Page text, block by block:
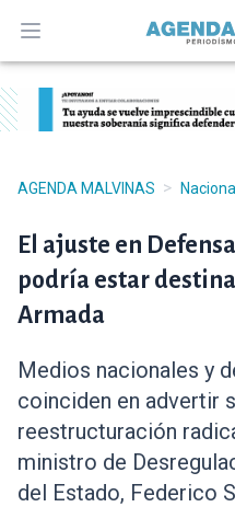
Abrir menú
AGENDA MALVINAS >
El ajuste en
podría estar
Armada
Medios nacionales y
coinciden en advertir
reestructuración
ministro de
del Estado, Federico